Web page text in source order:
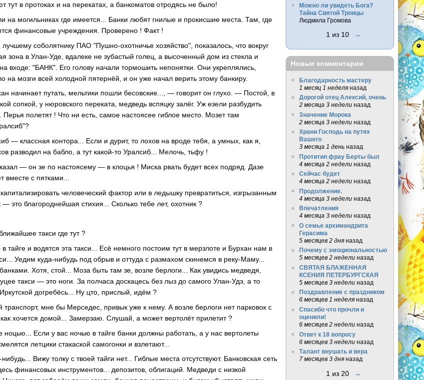
в протоках и на перекатах, а банкоматов отродясь не было!
на могильниках где имеется... Банки любят гнилые и прокисшие места. Там, где
финансовые учреждения. Проверено ! Факт !
соболятнику ПАО "Пушно-охотничье хозяйство", показалось, что вокруг
зона в Улан-Уде, вдалеке не зубастый голец, а высоченный дом из стекла и
входе: "БАНК". Его голову начали тормошить непонятки. Они укреплялись,
на мозги всей холодной пятернёй, и он уже начал верить этому банкиру.
начинает путать, мельтики пошли бесовские..., — говорит он глухо. — Постой, в
сопкой, у нюровского переката, медведь вспяцку залёг. Уж езели разбудить
полетят ! Что ни есть, самое настоясее гиблое место. Мозет там
— классная контора... Если и дурит, то лохов на вроде тебя, а умных, как я,
разводил на бабло, а тут какой-то Уралсиб... Мелочь, тьфу !
— он зе по настоясему — в клоцья ! Миска рвать будет всех подряд. Дазе
вместе с пятками...
человеческий фактор или в ледышку превратиться, изгрызанным
это благороднейшая стихия... Сколько тебе лет, охотник ?
такси где тут ?
тайге и водятся эта такси... Есё немного постоим тут в мерзлоте и Бурхан нам в
Уедим куда-нибудь под обрыв и оттуда с размахом скинемся в реку-Маму...
Хотя, стой... Моза быть там зе, возле берлоги... Как увидись медведя,
такси — это ноги. За полчаса доскацесь без лыз до самого Улан-Удэ, а то
догребёсь... Ну цто, прислый, идём ?
мне бы Мерседес, привык уже к нему. А возле берлоги нет парковок с
хочется домой... Замерзаю. Слушай, а может вертолёт прилетит ?
Если у вас ночью в тайге банки должны работать, а у нас вертолеты
летцики стакаской самогонки и взлетают...
Вижу толку с твоей тайги нет... Гиблые места отсутствуют. Банковская сеть
финансовых инструментов... депозитов, облигаций. Медведи с низкой
Можно ли увидеть Бога?
Тайна Святой Троицы
Людмила Громова
1 из 10 →
Новые комментарии
Благодарность мастеру
1 месяц 1 неделяназад
Дорогой отец Алексий, очень
2 месяца 3 неделиназад
Значение Морока
2 месяца 3 неделиназад
Храни Господь на путях
Вашего
3 месяца 1 деньназад
Протитип фрау Берты был
4 месяца 2 неделиназад
Сейчас будет
4 месяца 2 неделиназад
Продолжение.
4 месяца 3 неделиназад
Впечатления
4 месяца 3 неделиназад
О семье архимандрита
Герасима
5 месяцев 2 дняназад
Почему с эмоциональностью
5 месяцев 2 неделиназад
СВЯТАЯ БЛАЖЕННАЯ
КСЕНИЯ ПЕТЕРБУРГСКАЯ
5 месяцев 3 неделиназад
Поздравление с праздником
6 месяцев 1 неделяназад
Спасибо что прочли и
оценили!
6 месяцев 2 неделиназад
Ответ к 18 вопросу
6 месяцев 3 неделиназад
Талант внушать и вера
7 месяцев 3 дняназад
1 из 20 →